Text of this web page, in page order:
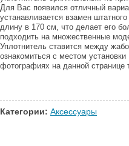
Для Вас появился отличный
устанавливается взамен
длину в 170 см, что делает его
подходить на множественные
Уплотнитель ставится между
ознакомиться с местом
фотографиях на данной странице
Категории: Аксессуары